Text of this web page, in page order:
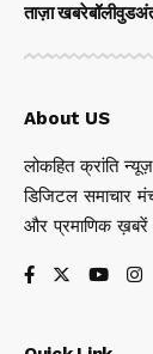
ताज़ा खबरेबॉलीवुड
About US
लोकहित क्रांति
डिजिटल समाचार
और प्रमाणिक